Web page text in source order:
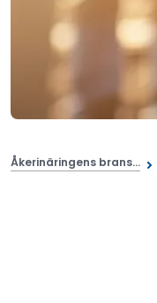
Åkerinäringens brans...